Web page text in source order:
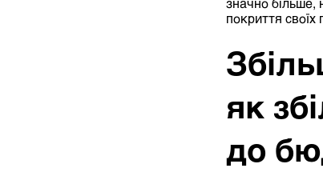
покриття своїх
як
до